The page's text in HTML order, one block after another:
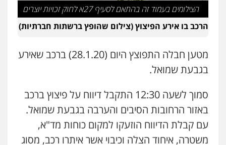
עו"ד אלון ארז
פלילי צבאי סמים אלימות במשפחה צווארון
לבן
שחר לדובסקי, עו"ד
0507913332
עו"ד איהאב ג'לג'ולי
מעצרים וחקירות
אסירים
הצילומים בעמוד זה בהתאם לסעיף 27א לחוק זכויות יוצרים
הרכב בו אירע הפיצוץ (צילום שהופץ ברשתות חברתיות)
מטען חבלה התפוצץ היום (28.1.20) ברכב שאירע
בגבעת שמואל.
סמוך לשעה 12:30 התקבל דיווח על פיצוץ ברכב
באזור הרחובות הסיבים והערבה בגבעת שמואל.
עם קבלת הדיווח הוזעקו למקום כוחות מד"א,
משטרה, איחוד הצלה וכיבוי אשר איתרו רכב, מסוג
עו"ד בועז קניג
0507003001
ויקי שמואל – משרד עו"ד
פלילי משפט פלילי
0528959600